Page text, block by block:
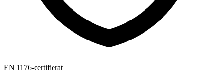
EN 1176-certifierat